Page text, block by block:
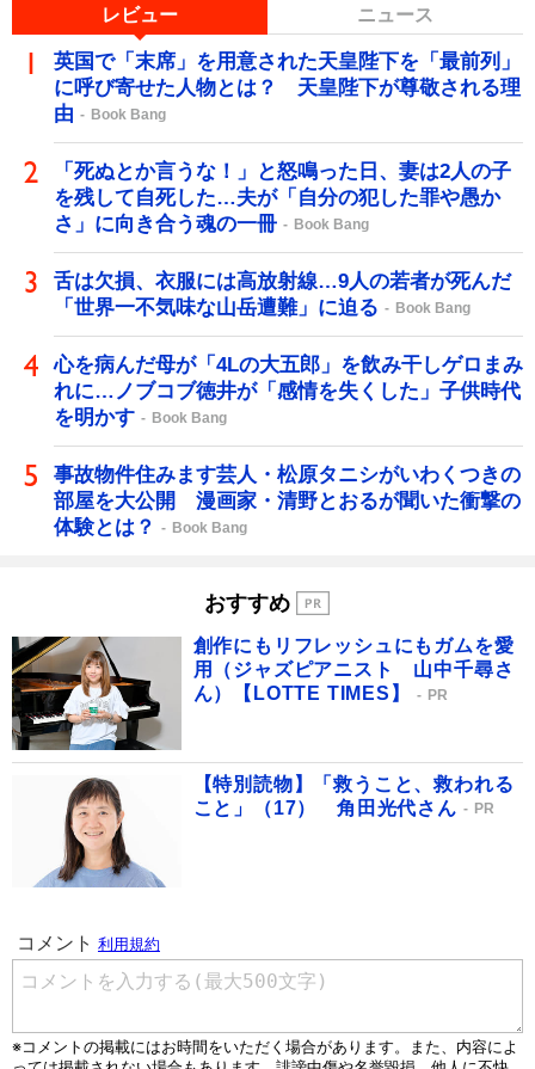
レビュー ニュース
英国で「末席」を用意された天皇陛下を「最前列」
に呼び寄せた人物とは？ 天皇陛下が尊敬される理
由
Book Bang
「死ぬとか言うな！」と怒鳴った日、妻は2人の子
を残して自死した…夫が「自分の犯した罪や愚か
さ」に向き合う魂の一冊
Book Bang
舌は欠損、衣服には高放射線…9人の若者が死んだ
「世界一不気味な山岳遭難」に迫る
Book Bang
心を病んだ母が「4Lの大五郎」を飲み干しゲロまみ
れに…ノブコブ徳井が「感情を失くした」子供時代
を明かす
Book Bang
事故物件住みます芸人・松原タニシがいわくつきの
部屋を大公開 漫画家・清野とおるが聞いた衝撃の
体験とは？
Book Bang
おすすめ
創作にもリフレッシュにもガムを愛
用（ジャズピアニスト 山中千尋さ
ん）【LOTTE TIMES】
PR
【特別読物】「救うこと、救われる
こと」（17） 角田光代さん
PR